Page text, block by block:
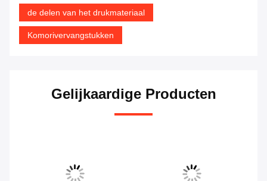
de delen van het drukmateriaal
Komorivervangstukken
Gelijkaardige Producten